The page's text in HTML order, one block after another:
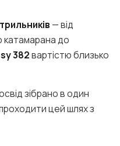
— від
катамарана до
382вартістю близько
зібрано в один
цей шлях з